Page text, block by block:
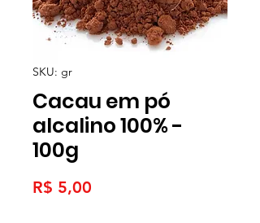
SKU: gr
Cacau em pó
alcalino 100% -
100g
R$ 5,00